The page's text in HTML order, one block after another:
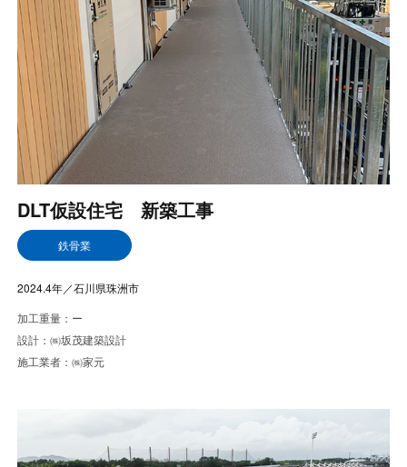
DLT仮設住宅 新築工事
鉄骨業
2024.4年／石川県珠洲市
加工重量：ー
設計：㈱坂茂建築設計
施工業者：㈱家元